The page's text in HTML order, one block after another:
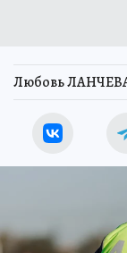
Любовь